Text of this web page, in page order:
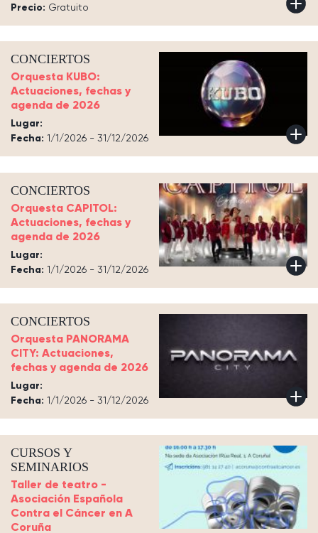
Precio: Gratuito
CONCIERTOS
Orquesta KUBO:
Actuaciones, fechas y
agenda de 2026
Lugar:
Fecha: 1/1/2026 - 31/12/2026
CONCIERTOS
Orquesta CAPITOL:
Actuaciones, fechas y
agenda de 2026
Lugar:
Fecha: 1/1/2026 - 31/12/2026
CONCIERTOS
Orquesta PANORAMA
CITY: Actuaciones,
fechas y agenda de 2026
Lugar:
Fecha: 1/1/2026 - 31/12/2026
CURSOS Y
SEMINARIOS
Taller de teatro -
Asociación Española
Contra el Cáncer en A
Coruña